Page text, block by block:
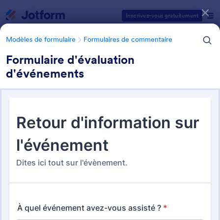
Inscrivez-vous gratuitement
Modèles de formulaire Formulaires de commentaire
Formulaire d'évaluation
d'événements
Formulaires de feedback pour
événements
4 modèles
Catégories des modèles de formulaires